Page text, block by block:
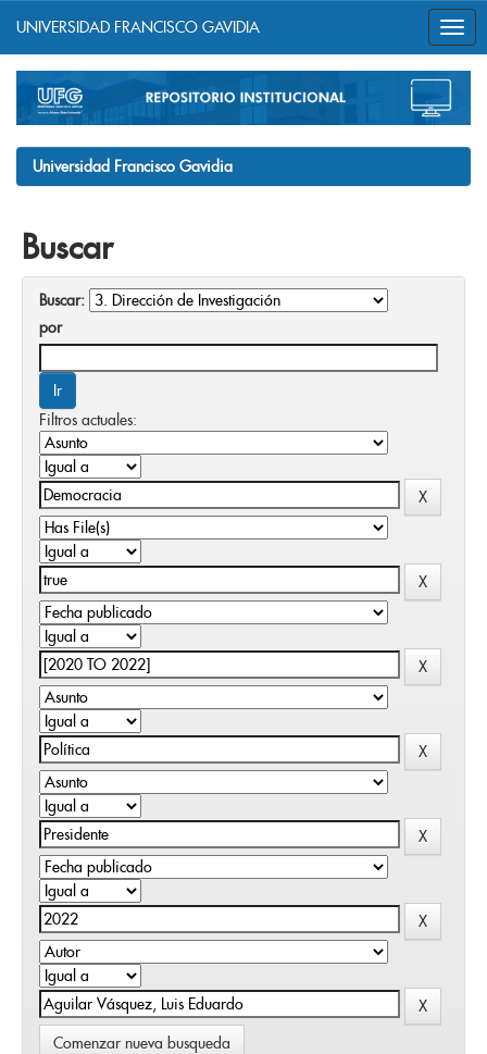
navigation
UNIVERSIDAD FRANCISCO GAVIDIA
Universidad Francisco Gavidia
Buscar
Buscar:
por
Filtros actuales:
Comenzar nueva busqueda